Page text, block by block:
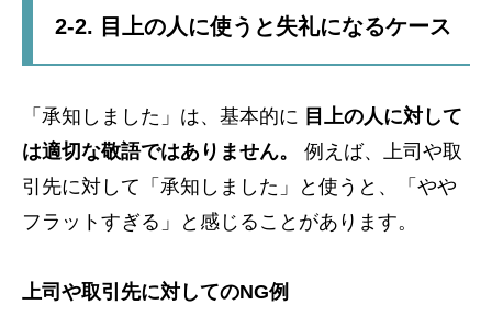
2-2. 目上の人に使うと失礼になるケース
「承知しました」は、基本的に 目上の人に対して
は適切な敬語ではありません。
例えば、上司や取
引先に対して「承知しました」と使うと、「やや
フラットすぎる」と感じることがあります。
上司や取引先に対してのNG例